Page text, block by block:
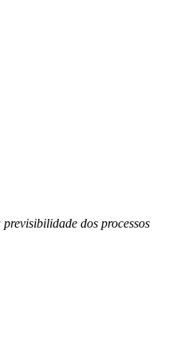
dos processos